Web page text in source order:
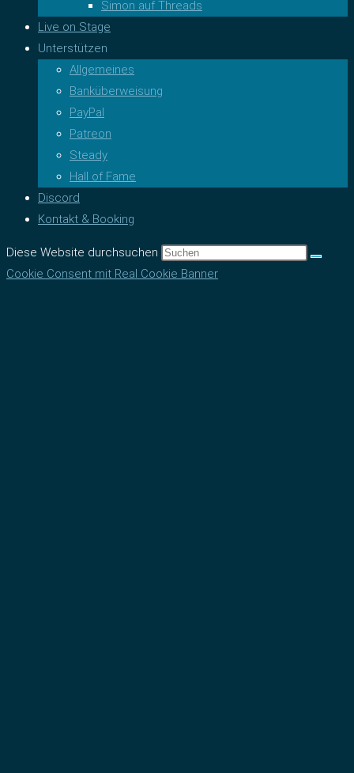
Simon auf Threads
Live on Stage
Unterstützen
Allgemeines
Banküberweisung
PayPal
Patreon
Steady
Hall of Fame
Discord
Kontakt & Booking
Diese Website durchsuchen
Cookie Consent mit Real Cookie Banner